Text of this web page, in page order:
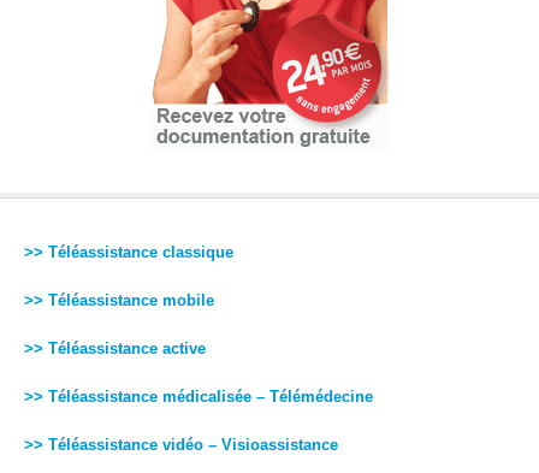
>> Téléassistance classique
>> Téléassistance mobile
>> Téléassistance active
>> Téléassistance médicalisée – Télémédecine
>> Téléassistance vidéo – Visioassistance